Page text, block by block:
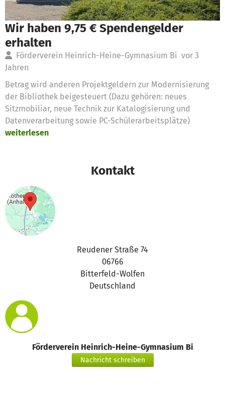
Wir haben 9,75 € Spendengelder
erhalten
Förderverein Heinrich-Heine-Gymnasium Bi vor 3
Jahren
Betrag wird anderen Projektgeldern zur Modernisierung
der Bibliothek beigesteuert (Dazu gehören: neues
Sitzmobiliar, neue Technik zur Katalogisierung und
Datenverarbeitung sowie PC-Schülerarbeitsplätze)
weiterlesen
Kontakt
Reudener Straße 74
06766
Bitterfeld-Wolfen
Deutschland
Förderverein Heinrich-Heine-Gymnasium Bi
Nachricht schreiben